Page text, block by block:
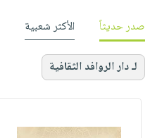
صدر حديثاً الأكثر شعبية
لـ دار الروافد الثقافية